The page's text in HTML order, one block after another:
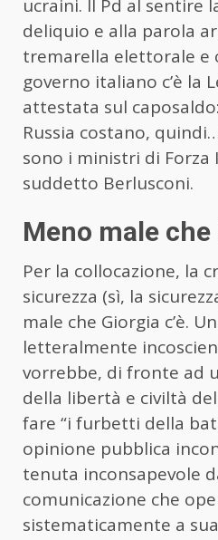
ucraini. Il Pd al sentire
deliquio e alla parola
tremarella elettorale e
governo italiano c’è la
attestata sul
Russia costano,
sono i ministri di
suddetto Berlusconi.
Meno male che
Per la collocazione, la
sicurezza (sì, la
male che Giorgia c’è.
letteralmente
vorrebbe, di fronte ad
della libertà e civiltà
fare “i furbetti della
opinione pubblica
tenuta inconsapevole
comunicazione che
sistematicamente a